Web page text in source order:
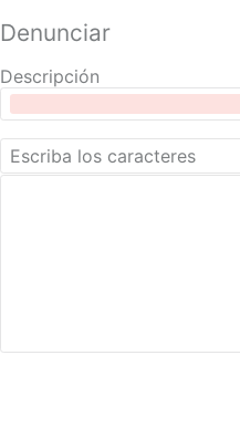
Denunciar
Descripción